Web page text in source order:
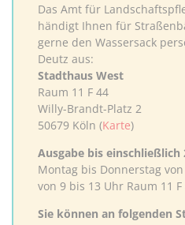
Das Amt für
händigt Ihnen für
gerne den Wassersack
Deutz aus:
Stadthaus West
Raum 11 F 44
Willy-Brandt-Platz 2
50679 Köln (Karte)
Ausgabe bis einschließlich
Montag bis Donnerstag
von 9 bis 13 Uhr Raum 11 F
Sie können an folgenden